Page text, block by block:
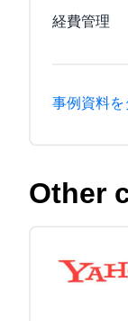
経費管理
事例資料を
Other